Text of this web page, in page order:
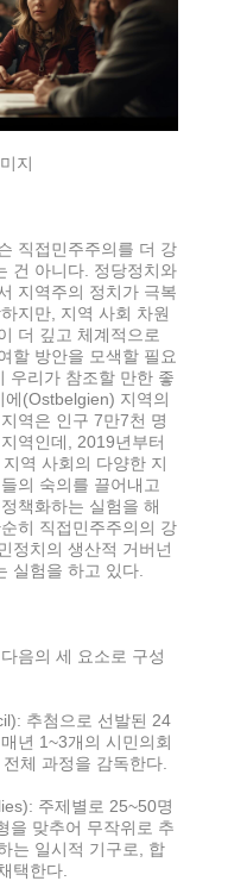
지
직접민주주의를 더 강
건 아니다. 정당정치와
지역주의 정치가 극복
지만, 지역 사회 차원
더 깊고 체계적으로
할 방안을 모색할 필요
우리가 참조할 만한 좋
(Ostbelgien) 지역의
역은 인구 7만7천 명
역인데, 2019년부터
지역 사회의 다양한 지
의 숙의를 끌어내고
책화하는 실험을 해
히 직접민주주의의 강
정치의 생산적 거버넌
실험을 하고 있다.
음의 세 요소로 구성
추첨으로 선발된 24
년 1~3개의 시민의회
체 과정을 감독한다.
주제별로 25~50명
을 맞추어 무작위로 추
는 일시적 기구로, 합
택한다.